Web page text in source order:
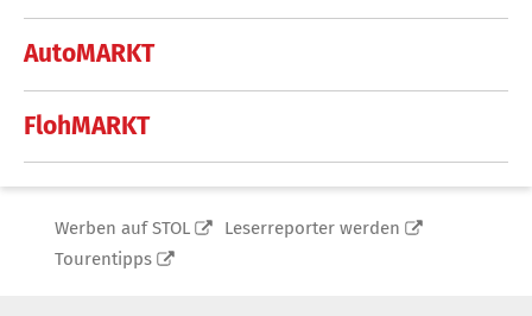
AutoMARKT
FlohMARKT
Werben auf STOL
Leserreporter werden
Tourentipps